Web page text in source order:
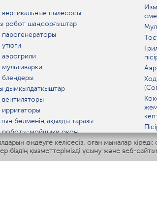
өңдеуге келісесіз, оған мыналар
біздің қызметтерімізді ұсыну және веб-
пылесосы
робот шаңсорғыштар
дымқылдатқыштар
бөлменің ақылды таразы
роботы-мойщики окон
мультипісіргіш
IQ Home